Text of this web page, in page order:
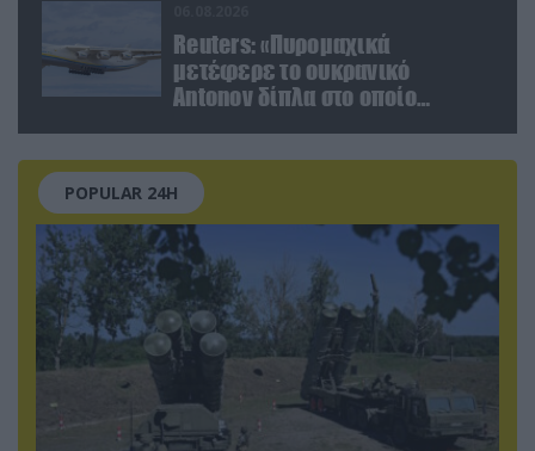
Reuters: «Πυρομαχικά
μετέφερε το ουκρανικό
Antonov δίπλα στο οποίο
POPULAR 24H